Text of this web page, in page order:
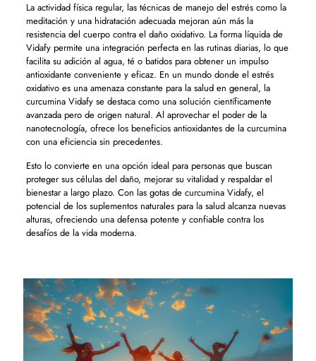
La actividad física regular, las técnicas de manejo del estrés como la
meditación y una hidratación adecuada mejoran aún más la
resistencia del cuerpo contra el daño oxidativo. La forma líquida de
Vidafy permite una integración perfecta en las rutinas diarias, lo que
facilita su adición al agua, té o batidos para obtener un impulso
antioxidante conveniente y eficaz. En un mundo donde el estrés
oxidativo es una amenaza constante para la salud en general, la
curcumina Vidafy se destaca como una solución científicamente
avanzada pero de origen natural. Al aprovechar el poder de la
nanotecnología, ofrece los beneficios antioxidantes de la curcumina
con una eficiencia sin precedentes.
Esto lo convierte en una opción ideal para personas que buscan
proteger sus células del daño, mejorar su vitalidad y respaldar el
bienestar a largo plazo. Con las gotas de curcumina Vidafy, el
potencial de los suplementos naturales para la salud alcanza nuevas
alturas, ofreciendo una defensa potente y confiable contra los
desafíos de la vida moderna.